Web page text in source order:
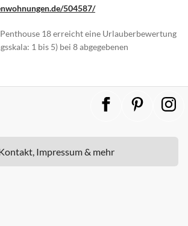
504587/
18 erreicht eine Urlauberbewertung
1 bis 5) bei 8 abgegebenen
Impressum & mehr